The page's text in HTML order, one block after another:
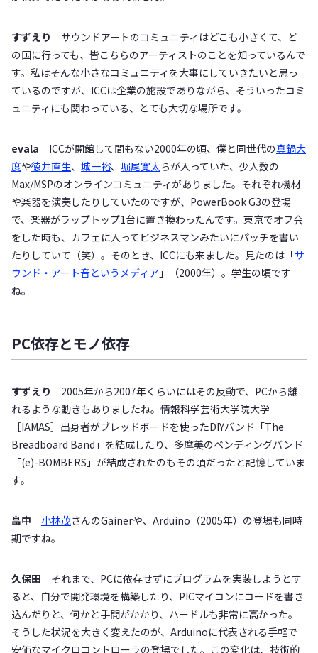
すずえり サウンドアートのコミュニティはどこも小さくて、ど
の国に行っても、皆こちらのアーティストのことを知っているんで
す。私はそんな小さなコミュニティを大事にしていきたいと思っ
ているのですが、ICCは企業の施設でありながら、そういったコミ
ュニティにも関わっている、とても大切な場所です。
evala ICCが開館して間もない2000年の頃、僕と同世代の真鍋大
度や徳井直生、 城一裕、 堀尾寛太らが入っていた、少人数の
Max/MSPのオンラインコミュニティがありました。それぞれ機材
や楽器を演奏したりしていたのですが、PowerBook G3の登場
で、楽器がラップトップ1台に置き換わったんです。東京でオフ会
をした時も、カフェに入ってビジネスマンみたいにパッチを書い
たりしていて（笑）。そのとき、ICCにも来ました。見たのは「サ
ウンド・アート――音というメディア 」（2000年）。学生の頃です
ね。
PC依存とモノ依存
すずえり 2005年から2007年くらいにはその反動で、PCから離
れるような動きもありましたね。情報科学芸術大学院大学
［IAMAS］出身者がブレッドボードを使ったDIYバンド「The
Breadboard Band」を結成したり、多摩美のベンディングバンド
「(e)-BOMBERS」が結成されたのもその頃だったと記憶していま
す。
畠中 小林茂さんのGainerや、Arduino（2005年）の登場も同時
期ですね。
久保田 それまで、PCに依存せずにプログラムを実装しようとす
ると、自分で開発環境を構築したり、PICマイコンにコードを書き
込んだりと、何かと手間がかかり、ハードルも非常に高かった。
そうした状況を大きく変えたのが、Arduinoに代表される手軽で
安価なマイクロコントローラの登場でした。この変化は、技術的